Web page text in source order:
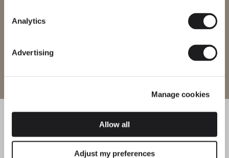
Analytics
Advertising
Manage cookies
Allow all
Adjust my preferences
Region ändern